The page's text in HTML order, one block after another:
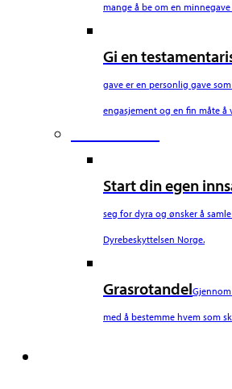
mange å be om en
Gi en
gave er en personlig gave
engasjement og en fin måte å
Start din egen
seg for dyra og ønsker å
Dyrebeskyttelsen Norge.
Grasrotandel
med å bestemme hvem som